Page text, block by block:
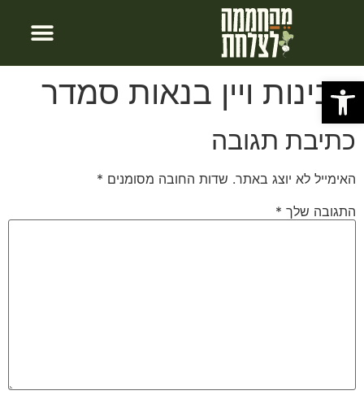
פתח סרגל נגישות
גבינות ויין בנאות סמדר
כתיבת תגובה
האימייל לא יוצג באתר. שדות החובה מסומנים *
התגובה שלך *